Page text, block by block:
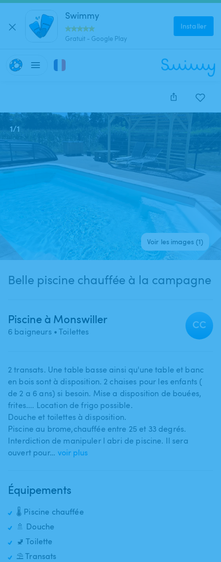
Swimmy
Gratuit - Google Play
Installer
1/1
Voir les images (1)
Belle piscine chauffée à la campagne
Piscine à Monswiller
6 baigneurs • Toilettes
CC
2 transats. Une table basse ainsi qu'une table et banc
en bois sont à disposition. 2 chaises pour les enfants (
de 2 a 6 ans) si besoin. Mise a disposition de bouées​,​
frites.... Location de frigo possible.
Douche et toilettes à disposition.
Piscine au brome​,​chauffée entre 25 et 33 degrés.
Interdiction de manipuler l abri de piscine. Il sera
ouvert pour… voir plus
Équipements
🌡️ Piscine chauffée
🚿 Douche
🚽 Toilette
⛱️ Transats